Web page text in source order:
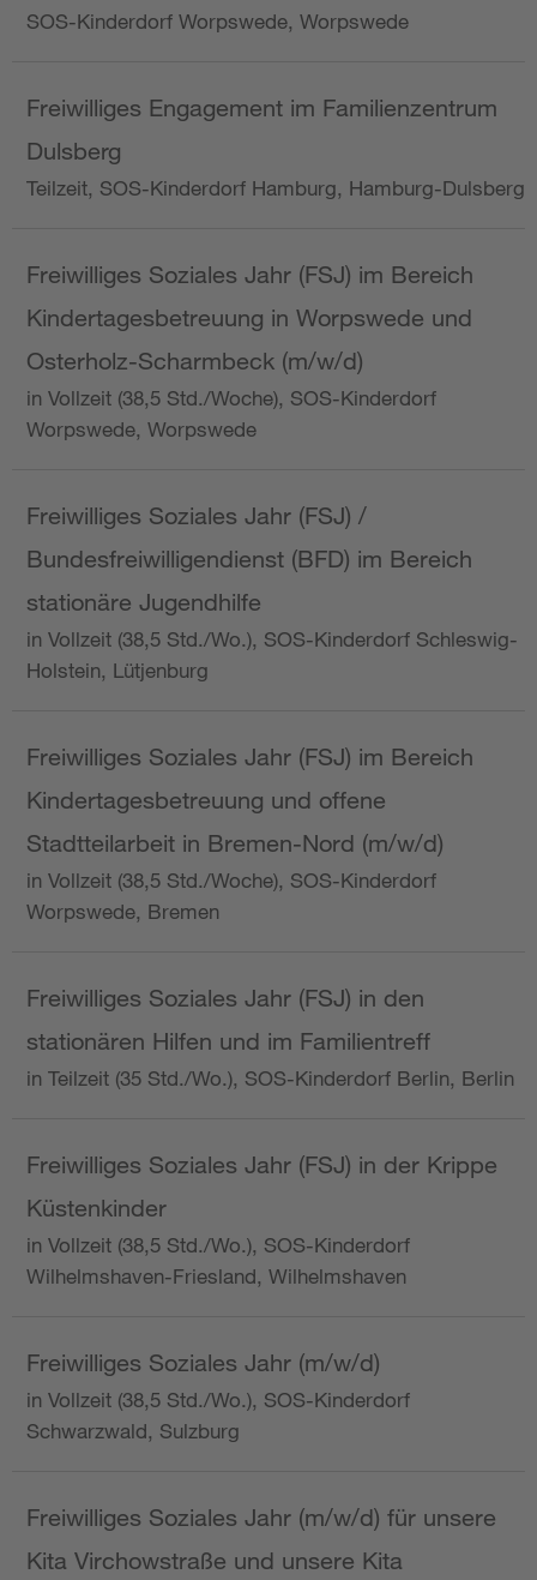
SOS-Kinderdorf Worpswede, Worpswede
Freiwilliges Engagement im Familienzentrum
Dulsberg
Teilzeit, SOS-Kinderdorf Hamburg, Hamburg-Dulsberg
Freiwilliges Soziales Jahr (FSJ) im Bereich
Kindertagesbetreuung in Worpswede und
Osterholz-Scharmbeck (m/w/d)
in Vollzeit (38,5 Std./Woche), SOS-Kinderdorf
Worpswede, Worpswede
Freiwilliges Soziales Jahr (FSJ) /
Bundesfreiwilligendienst (BFD) im Bereich
stationäre Jugendhilfe
in Vollzeit (38,5 Std./Wo.), SOS-Kinderdorf Schleswig-
Holstein, Lütjenburg
Freiwilliges Soziales Jahr (FSJ) im Bereich
Kindertagesbetreuung und offene
Stadtteilarbeit in Bremen-Nord (m/w/d)
in Vollzeit (38,5 Std./Woche), SOS-Kinderdorf
Worpswede, Bremen
Freiwilliges Soziales Jahr (FSJ) in den
stationären Hilfen und im Familientreff
in Teilzeit (35 Std./Wo.), SOS-Kinderdorf Berlin, Berlin
Freiwilliges Soziales Jahr (FSJ) in der Krippe
Küstenkinder
in Vollzeit (38,5 Std./Wo.), SOS-Kinderdorf
Wilhelmshaven-Friesland, Wilhelmshaven
Freiwilliges Soziales Jahr (m/w/d)
in Vollzeit (38,5 Std./Wo.), SOS-Kinderdorf
Schwarzwald, Sulzburg
Freiwilliges Soziales Jahr (m/w/d) für unsere
Kita Virchowstraße und unsere Kita